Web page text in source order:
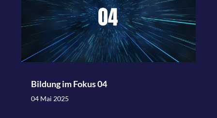
Bildung im Fokus 04
04 Mai 2025